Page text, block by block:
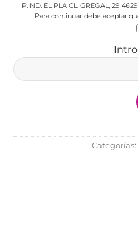
P.IND. EL PLÁ CL. GREGAL, 29
Para continuar debe aceptar
Categorías: